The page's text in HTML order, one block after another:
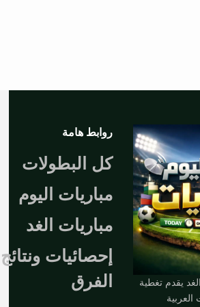
يقدم تغطية
العربية
روابط هامة
كل البطولات
مباريات اليوم
مباريات الغد
إحصائيات ونتائج
الفرق